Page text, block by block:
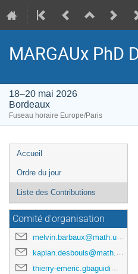
MARGAUx PhD
18–20 mai 2026
Bordeaux
Fuseau horaire Europe/Paris
Menu
de
l'événement
Accueil
Ordre du jour
Liste des Contributions
Comité d'organisation
melvin.barbaux@math.u-bordeaux.fr
kaplan.desbouis@math.u-bordeaux.fr
thierry-emeric.gbaguidi@math.u-bordeaux.fr